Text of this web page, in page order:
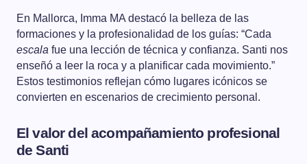
En Mallorca, Imma MA destacó la belleza de las
formaciones y la profesionalidad de los guías: “Cada
escala fue una lección de técnica y confianza. Santi nos
enseñó a leer la roca y a planificar cada movimiento.”
Estos testimonios reflejan cómo lugares icónicos se
convierten en escenarios de crecimiento personal.
El valor del acompañamiento profesional
de Santi